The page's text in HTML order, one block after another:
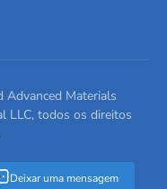
Deixar uma mensagem
Materials
LLC, todos os direitos